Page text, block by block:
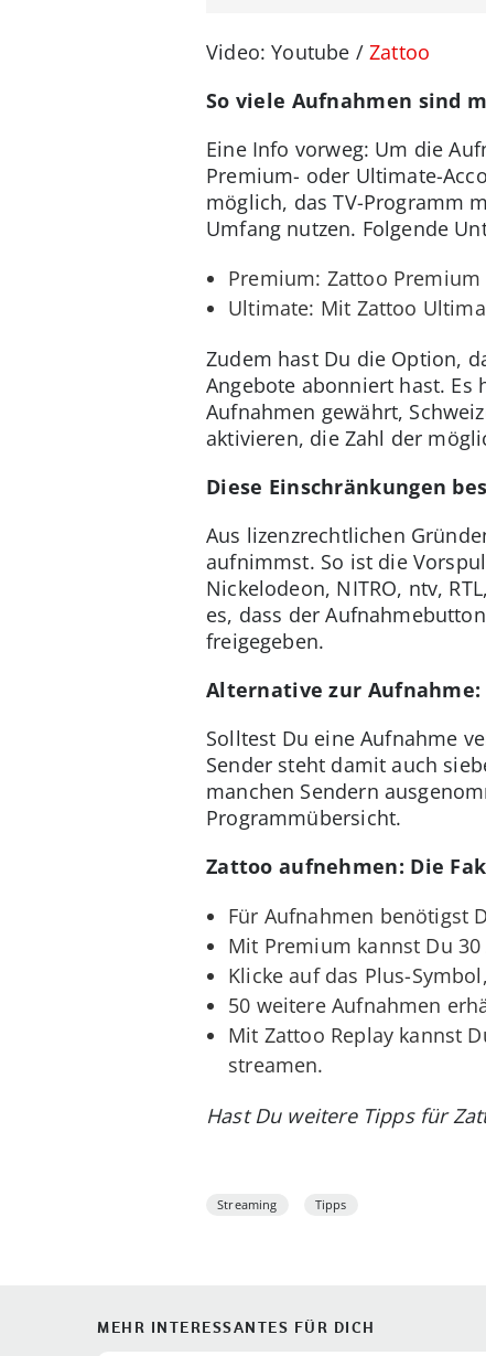
Video: Youtube /Zattoo
So viele Aufnahmen sind
Eine Info vorweg: Um die
Premium- oder Ultimate-
möglich, das TV-Programm
Umfang nutzen. Folgende
Premium: Zattoo
Ultimate: Mit Zattoo
Zudem hast Du die Option,
Angebote abonniert hast.
Aufnahmen gewährt,
aktivieren, die Zahl der
Diese Einschränkungen
Aus lizenzrechtlichen
aufnimmst. So ist die
Nickelodeon, NITRO, ntv,
es, dass der
freigegeben.
Alternative zur Aufnahme:
Solltest Du eine Aufnahme
Sender steht damit auch
manchen Sendern
Programmübersicht.
Zattoo aufnehmen: Die
Für Aufnahmen benötigst
Mit Premium kannst Du
Klicke auf das Plus-
50 weitere Aufnahmen
Mit Zattoo Replay kannst
streamen.
Hast Du weitere Tipps für
Streaming Tipps
MEHR INTERESSANTES FÜR DICH